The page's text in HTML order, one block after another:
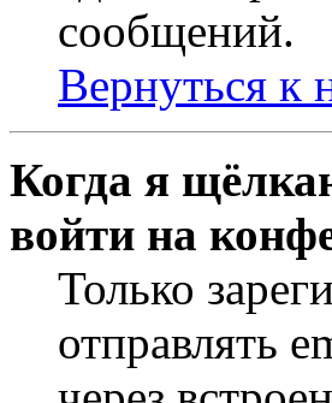
сообщений.
Вернуться к
Когда я
войти на
Только
отправлять